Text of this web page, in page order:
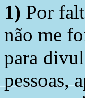
1) Por
não me
para
pessoas,